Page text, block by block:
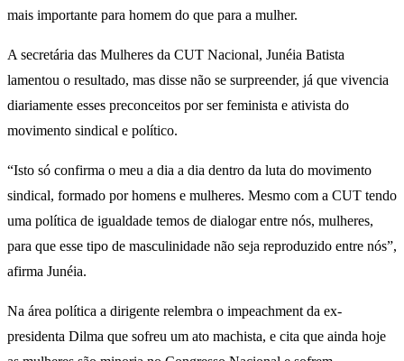
mais importante para homem do que para a mulher.
A secretária das Mulheres da CUT Nacional, Junéia Batista
lamentou o resultado, mas disse não se surpreender, já que vivencia
diariamente esses preconceitos por ser feminista e ativista do
movimento sindical e político.
“Isto só confirma o meu a dia a dia dentro da luta do movimento
sindical, formado por homens e mulheres. Mesmo com a CUT tendo
uma política de igualdade temos de dialogar entre nós, mulheres,
para que esse tipo de masculinidade não seja reproduzido entre nós”,
afirma Junéia.
Na área política a dirigente relembra o impeachment da ex-
presidenta Dilma que sofreu um ato machista, e cita que ainda hoje